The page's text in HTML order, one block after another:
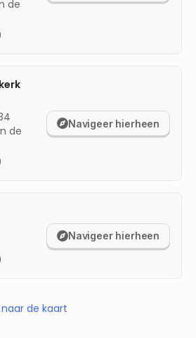
de
de
Navigeer hierheen
Navigeer hierheen
de kaart